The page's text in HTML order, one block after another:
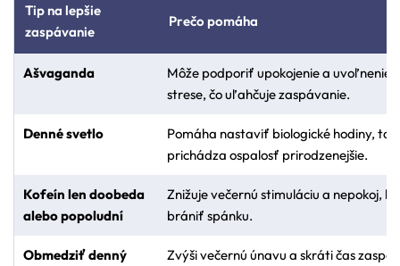
Tip na lepšie
zaspávanie
Prečo pomáha
Ašvaganda
Môže podporiť upokojenie a uvoľnenie
strese, čo uľahčuje zaspávanie.
Denné svetlo
Pomáha nastaviť biologické hodiny,
prichádza ospalosť prirodzenejšie.
Kofeín len doobeda
alebo popoludní
Znižuje večernú stimuláciu a nepokoj,
brániť spánku.
Obmedziť denný Zvýši večernú únavu a skráti čas